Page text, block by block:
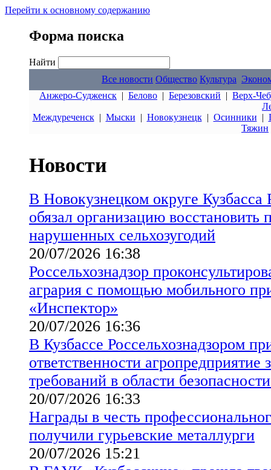
Перейти к основному содержанию
Форма поиска
Найти
Все новости Общество Культура
Анжеро-Судженск | Белово | Березовский | Верх-
Междуреченск| Мыски | Новокузнецк| Осинники |
Тяжин
Новости
В Новокузнецком округе Кузбасса
обязал организацию восстановить
нарушенных сельхозугодий
20/07/2026 16:38
Россельхознадзор
агрария с помощью мобильного
«Инспектор»
20/07/2026 16:36
В Кузбассе Россельхознадзором
ответственности агропредприятие
требований в области
20/07/2026 16:33
Награды в честь
получили гурьевские металлурги
20/07/2026 15:21